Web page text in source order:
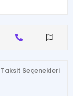
Taksit Seçenekleri